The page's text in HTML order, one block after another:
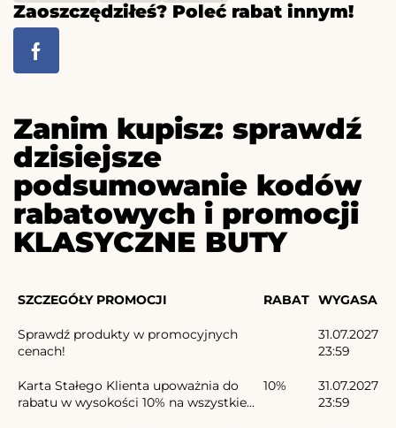
Zaoszczędziłeś? Poleć rabat innym!
Zanim kupisz: sprawdź
dzisiejsze
podsumowanie kodów
rabatowych i promocji
KLASYCZNE BUTY
SZCZEGÓŁY PROMOCJI RABAT WYGASA
Sprawdź produkty w promocyjnych
cenach!
31.07.2027
23:59
Karta Stałego Klienta upoważnia do
rabatu w wysokości 10% na wszystkie...
10%
31.07.2027
23:59